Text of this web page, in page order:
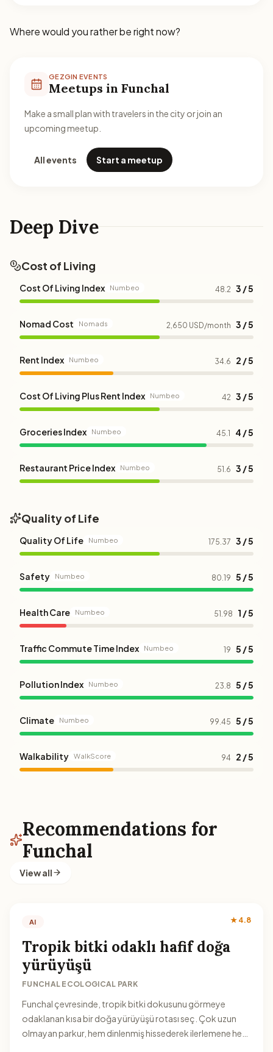
Deep Dive
Cost of Living
Cost Of Living Index Numbeo 48.2 3 / 5
Nomad Cost Nomads 2,650 USD/month 3 / 5
Rent Index Numbeo 34.6 2 / 5
Cost Of Living Plus Rent Index Numbeo 42 3 / 5
Groceries Index Numbeo 45.1 4 / 5
Restaurant Price Index Numbeo 51.6 3 / 5
Quality of Life
Quality Of Life Numbeo 175.37 3 / 5
Safety Numbeo 80.19 5 / 5
Health Care Numbeo 51.98 1 / 5
Traffic Commute Time Index Numbeo 19 5 / 5
Pollution Index Numbeo 23.8 5 / 5
Climate Numbeo 99.45 5 / 5
Walkability WalkScore 94 2 / 5
Recommendations for
Funchal
View all
AI ★ 4.8
Tropik bitki odaklı hafif doğa
yürüyüşü
FUNCHAL ECOLOGICAL PARK
Funchal çevresinde, tropik bitki dokusunu görmeye
odaklanan kısa bir doğa yürüyüşü rotası seç. Çok uzun
olmayan parkur, hem dinlenmiş hissederek ilerlemene hem
Where would you rather be right now?
GEZGIN EVENTS
Meetups in Funchal
Make a small plan with travelers in the city or join an
upcoming meetup.
All events Start a meetup